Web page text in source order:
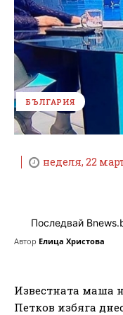
БЪЛГАРИЯ
неделя, 22
Последвай
Автор Елица Христова
Известната маша
Петков избяга